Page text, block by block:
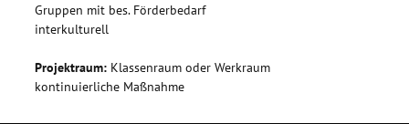
Gruppen mit bes. Förderbedarf
interkulturell
Projektraum: Klassenraum oder Werkraum
kontinuierliche Maßnahme